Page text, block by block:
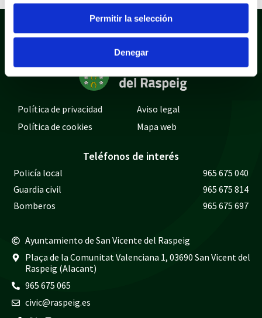
Permitir la selección
Denegar
Política de privacidad
Aviso legal
Política de cookies
Mapa web
Teléfonos de interés
Policía local
965 675 040
Guardia civil
965 675 814
Bomberos
965 675 697
Ayuntamiento de San Vicente del Raspeig
Plaça de la Comunitat Valenciana 1, 03690 San Vicent del
Raspeig (Alacant)
965 675 065
civic@raspeig.es